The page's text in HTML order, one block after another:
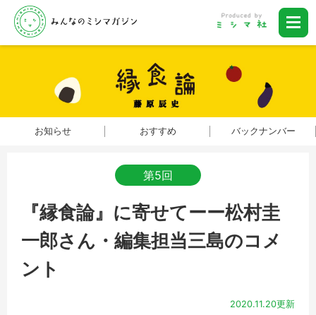
お知らせ おすすめ バックナンバー
第5回
『縁食論』に寄せてーー松村圭
一郎さん・編集担当三島のコメ
ント
2020.11.20更新